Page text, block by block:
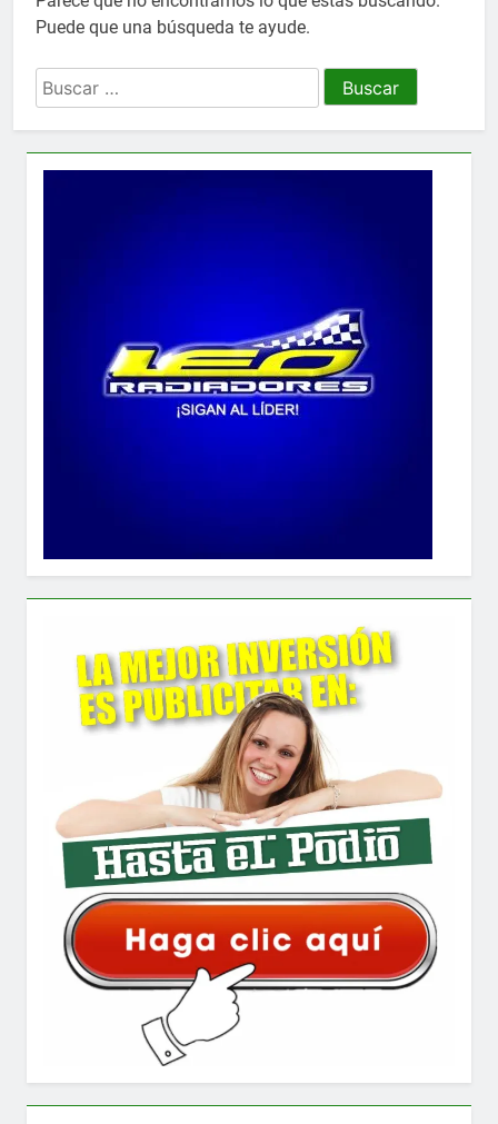
Puede que una búsqueda te ayude.
Buscar: